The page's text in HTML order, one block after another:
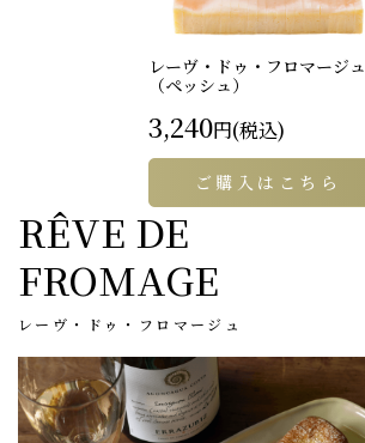
レーヴ・ドゥ・フロマージュ
（ペッシュ）
3,240円(税込)
ご購入はこちら
RÊVE DE
FROMAGE
レーヴ・ドゥ・フロマージュ